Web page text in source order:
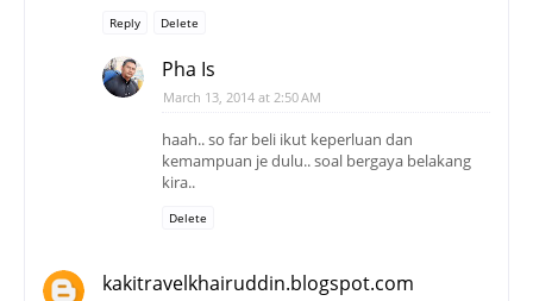
Reply Delete
Pha Is
March 13, 2014 at 2:50 AM
haah.. so far beli ikut keperluan dan
kemampuan je dulu.. soal bergaya belakang
kira..
Delete
kakitravelkhairuddin.blogspot.com